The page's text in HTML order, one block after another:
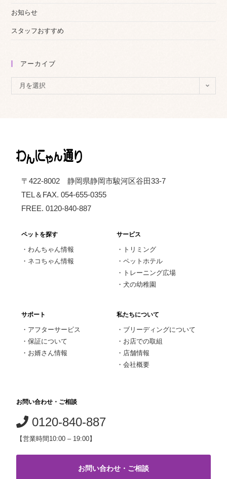
お知らせ
スタッフおすすめ
アーカイブ
ー
月を選択
〒422-8002 静岡県静岡市駿河区谷田33-7
TEL＆FAX. 054-655-0355
FREE. 0120-840-887
ペットを探す
・ わんちゃん情報
・ ネコちゃん情報
サービス
・ トリミング
・ペットホテル
・ トレーニング広場
・犬の幼稚園
サポート
・ アフターサービス
・保証について
・ お婿さん情報
私たちについて
・ ブリーディングについて
・ お店での取組
・ 店舗情報
・会社概要
お問い合わせ・ご相談
0120-840-887
【営業時間10:00 – 19:00】
お問い合わせ・ご相談